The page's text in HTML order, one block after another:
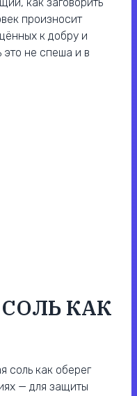
как заговорить
произносит
к добру и
это не спеша и в
КАК
соль как оберег
— для защиты